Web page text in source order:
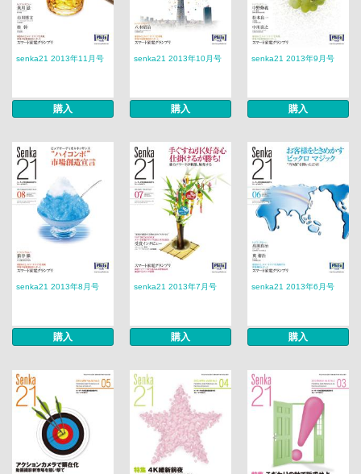
senka21 2013年11月号
購入
senka21 2013年10月号
購入
senka21 2013年9月号
購入
senka21 2013年8月号
購入
senka21 2013年7月号
購入
senka21 2013年6月号
購入